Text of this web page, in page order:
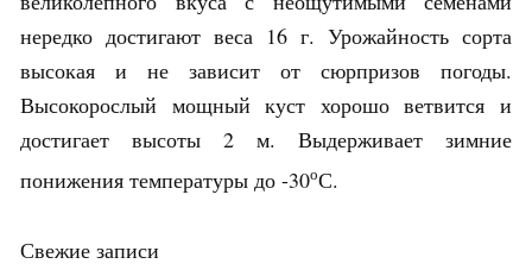
нередко достигают веса 16 г. Урожайность сорта
высокая и не зависит от сюрпризов погоды.
Высокорослый мощный куст хорошо ветвится и
достигает высоты 2 м. Выдерживает зимние
понижения температуры до -30оС.
Свежие записи